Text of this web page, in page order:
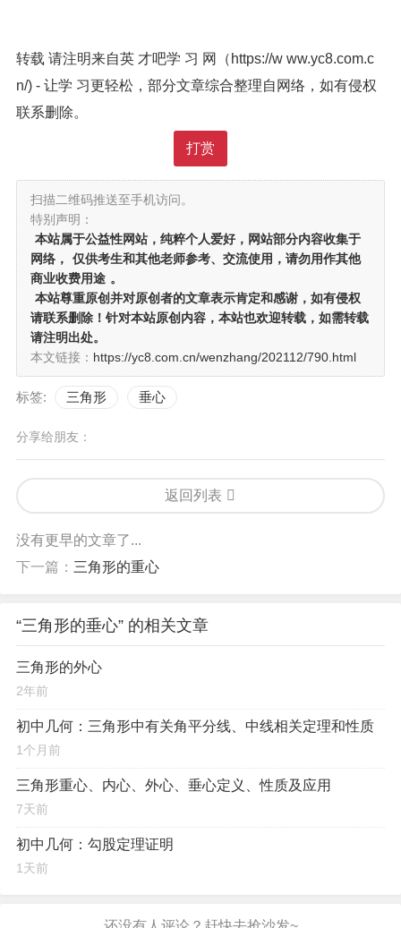
转载 请注明来自英 才吧学 习 网（https://w ww.yc8.com.c
n/) - 让学 习更轻松，部分文章综合整理自网络，如有侵权
联系删除。
打赏
扫描二维码推送至手机访问。
特别声明：
本站属于公益性网站，纯粹个人爱好，网站部分内容收集于
网络，
仅供考生和其他老师参考、交流使用，请勿用作其他
商业收费用途 。
本站尊重原创并对原创者的文章表示肯定和感谢，如有侵权
请联系删除！针对本站原创内容，本站也欢迎转载，如需转载
请注明出处。
本文链接： https://yc8.com.cn/wenzhang/202112/790.html
标签: 三角形 垂心
分享给朋友：
返回列表
没有更早的文章了...
下一篇： 三角形的重心
“三角形的垂心” 的相关文章
三角形的外心
2年前
初中几何：三角形中有关角平分线、中线相关定理和性质
1个月前
三角形重心、内心、外心、垂心定义、性质及应用
7天前
初中几何：勾股定理证明
1天前